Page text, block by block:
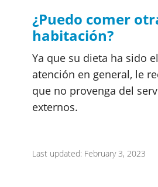
¿Puedo comer
habitación?
Ya que su dieta ha sido
atención en general, le
que no provenga del
externos.
Last updated: February 3, 2023